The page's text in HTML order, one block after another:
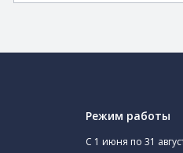
Режим работы
C 1 июня по 31